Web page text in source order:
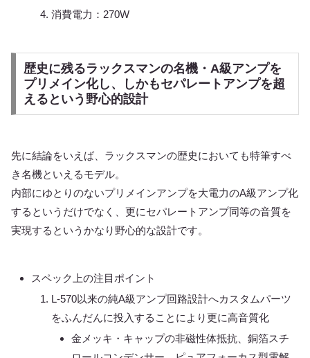
消費電力：270W
歴史に残るラックスマンの名機・A級アンプを
プリメイン化し、しかもセパレートアンプを超
えるという野心的設計
先に結論をいえば、ラックスマンの歴史においても特筆すべ
き名機といえるモデル。
内部にゆとりのないプリメインアンプを大電力のA級アンプ化
するというだけでなく、更にセパレートアンプ同等の音質を
実現するというかなり野心的な設計です。
スペック上の注目ポイント
L-570以来の純A級アンプ回路設計へカスタムパーツ
をふんだんに投入することにより更に高音質化
金メッキ・キャップの非磁性体抵抗、銅箔スチ